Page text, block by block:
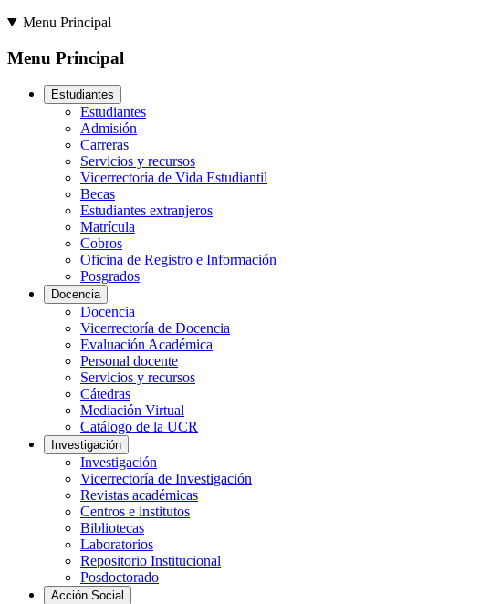
Menu Principal
Menu Principal
Estudiantes
Estudiantes
Admisión
Carreras
Servicios y recursos
Vicerrectoría de Vida Estudiantil
Becas
Estudiantes extranjeros
Matrícula
Cobros
Oficina de Registro e Información
Posgrados
Docencia
Docencia
Vicerrectoría de Docencia
Evaluación Académica
Personal docente
Servicios y recursos
Cátedras
Mediación Virtual
Catálogo de la UCR
Investigación
Investigación
Vicerrectoría de Investigación
Revistas académicas
Centros e institutos
Bibliotecas
Laboratorios
Repositorio Institucional
Posdoctorado
Acción Social